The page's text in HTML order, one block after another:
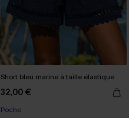
Short bleu marine à taille élastique
32,00 €
Poche